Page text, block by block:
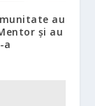
au
și au
a